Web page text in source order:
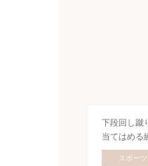
下段回し蹴
当てはめる
スポーツ